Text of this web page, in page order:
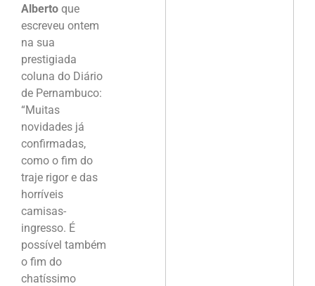
Alberto que
escreveu ontem
na sua
prestigiada
coluna do Diário
de Pernambuco:
“Muitas
novidades já
confirmadas,
como o fim do
traje rigor e das
horríveis
camisas-
ingresso. É
possível também
o fim do
chatíssimo